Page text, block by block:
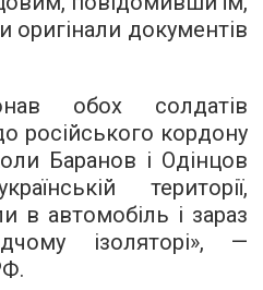
документів
обох солдатів
російського кордону
Баранов і Одінцов
території,
в автомобіль і зараз
ізоляторі», —